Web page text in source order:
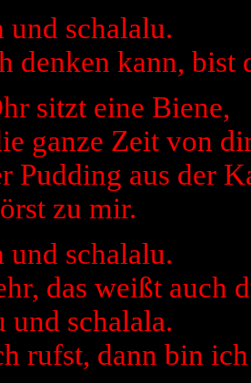
und schalalu.
denken kann, bist
sitzt eine Biene,
ganze Zeit von
Pudding aus der
zu mir.
und schalalu.
das weißt auch
und schalala.
rufst, dann bin